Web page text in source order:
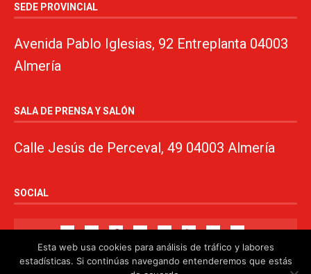
SEDE PROVINCIAL
Avenida Pablo Iglesias, 92 Entreplanta 04003
Almería
SALA DE PRENSA Y SALÓN
Calle Jesús de Perceval, 49 04003 Almería
SOCIAL
Esta web usa cookies para análisis de tráfico y labores
estadísticas. Si continúas navegando entenderemos que estás